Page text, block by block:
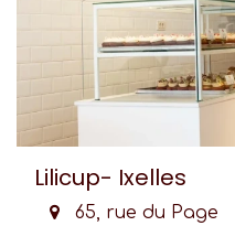
Lilicup- Ixelles
65, rue du Page